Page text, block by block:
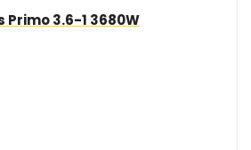
3.6-1 3680W